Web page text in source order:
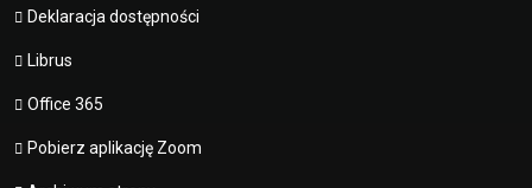
Deklaracja dostępności
Librus
Office 365
Pobierz aplikację Zoom